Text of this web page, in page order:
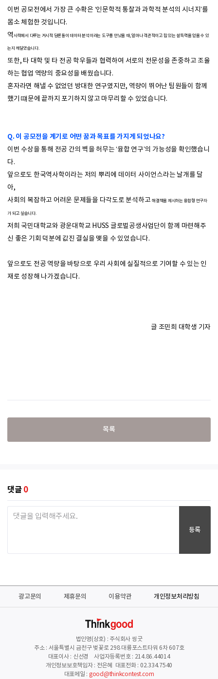
이번 공모전에서 가장 큰 수확은 ‘인문학적 통찰과 과학적 분석의 시너지’를
몸소 체험한 것입니다.
역 사학에서 다루는 거시적 담론들이 데이터 분석이라는 도구를 만났을 때, 얼마나 객관적이고 힘 있는 설득력을 얻을 수 있
는지 깨달았습니다.
또한, 타 대학 및 타 전공 학우들과 협력하여 서로의 전문성을 존중하고 조율
하는 협업 역량의 중요성을 배웠습니다.
혼자라면 해낼 수 없었던 방대한 연구였지만, 역량이 뛰어난 팀원들이 함께
했기 떄문에 끝까지 포기하지 않고 마무리할 수 있었습니다.
Q. 이 공모전을 계기로 어떤 꿈과 목표를 가지게 되었나요?
이번 수상을 통해 전공 간의 벽을 허무는 ‘융합 연구’의 가능성을 확인했습니
다.
앞으로도 한국역사학이라는 저의 뿌리에 데이터 사이언스라는 날개를 달
아,
사회의 복잡하고 어려운 문제들을 다각도로 분석하고 해결책을 제시하는 융합형 연구자
가 되고 싶습니다.
저희 국민대학교와 광운대학교 HUSS 글로벌공생사업단이 함께 마련해주
신 좋은 기회 덕분에 값진 결실을 맺을 수 있었습니다.
앞으로도 전공 역량을 바탕으로 우리 사회에 실질적으로 기여할 수 있는 인
재로 성장해 나가겠습니다.
글 조민희 대학생 기자
목록
댓글 0
등록
광고문의 제휴문의 이용약관 개인정보처리방침
법인명(상호) : 주식회사 씽굿
주소 : 서울특별시 금천구 벚꽃로 298 대륭포스트타워 6차 607호
대표이사 : 신선경 사업자등록번호 : 214.86.44014
개인정보보호책임자 : 전은혜 대표전화 : 02.334.7540
대표메일 : good@thinkcontest.com